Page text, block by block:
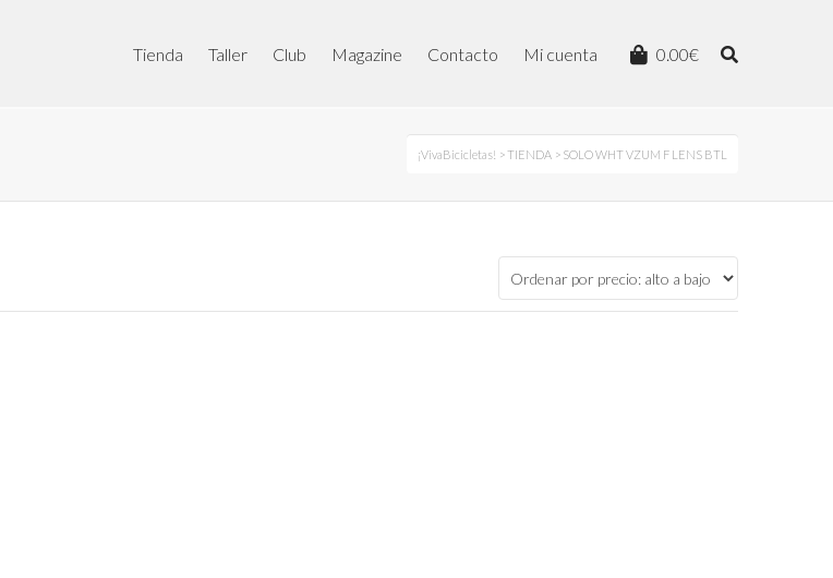
0.00€
Tienda Taller Club Magazine Contacto Mi cuenta
¡VivaBicicletas! >TIENDA > SOLO WHT VZUM F LENS BTL